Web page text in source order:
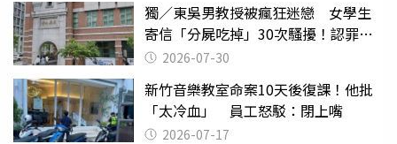
獨／東吳男教授被瘋狂迷戀 女學生
寄信「分屍吃掉」30次騷擾！認罪免
關 2026-07-30
新竹音樂教室命案10天後復課！他批
「太冷血」 員工怒駁：閉上嘴
2026-07-17